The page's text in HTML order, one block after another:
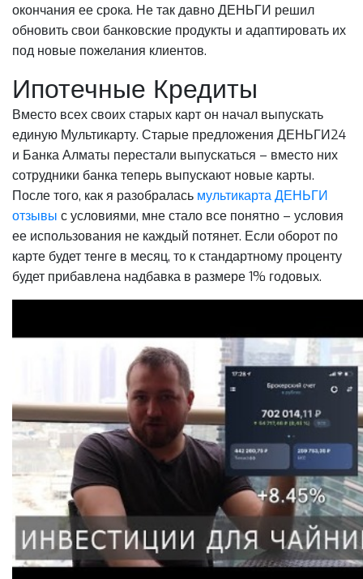
окончания ее срока. Не так давно ДЕНЬГИ решил
обновить свои банковские продукты и адаптировать их
под новые пожелания клиентов.
Ипотечные Кредиты
Вместо всех своих старых карт он начал выпускать
единую Мультикарту. Старые предложения ДЕНЬГИ24
и Банка Алматы перестали выпускаться – вместо них
сотрудники банка теперь выпускают новые карты.
После того, как я разобралась мультикарта ДЕНЬГИ
отзывы с условиями, мне стало все понятно – условия
ее использования не каждый потянет. Если оборот по
карте будет тенге в месяц, то к стандартному проценту
будет прибавлена надбавка в размере 1% годовых.